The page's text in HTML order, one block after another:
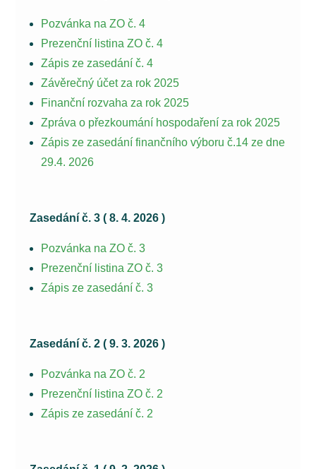
Pozvánka na ZO č. 4
Prezenční listina ZO č. 4
Zápis ze zasedání č. 4
Závěrečný účet za rok 2025
Finanční rozvaha za rok 2025
Zpráva o přezkoumání hospodaření za rok 2025
Zápis ze zasedání finančního výboru č.14 ze dne
29.4. 2026
Zasedání č. 3 ( 8. 4. 2026 )
Pozvánka na ZO č. 3
Prezenční listina ZO č. 3
Zápis ze zasedání č. 3
Zasedání č. 2 ( 9. 3. 2026 )
Pozvánka na ZO č. 2
Prezenční listina ZO č. 2
Zápis ze zasedání č. 2